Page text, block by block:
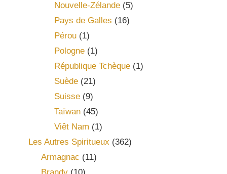
Nouvelle-Zélande(5)
Pays de Galles (16)
Pérou(1)
Pologne(1)
République Tchèque(1)
Suède(21)
Suisse(9)
Taïwan(45)
Viêt Nam (1)
Les Autres Spiritueux (362)
Armagnac (11)